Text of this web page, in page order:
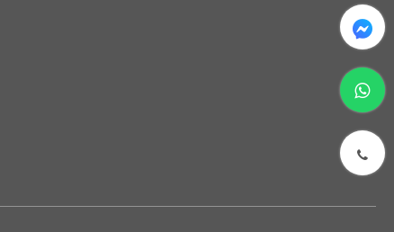
whatsapp
messenger
phone